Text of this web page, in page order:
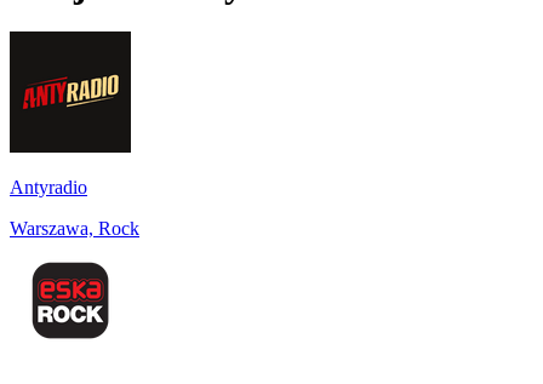
Antyradio
Warszawa, Rock